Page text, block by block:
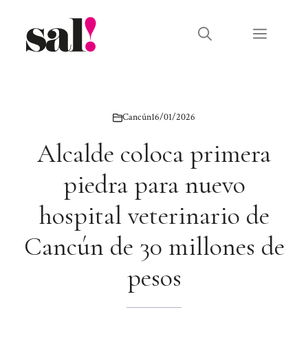
contenido
Menú
Cancún16/01/2026
Alcalde coloca primera
piedra para nuevo
hospital veterinario de
Cancún de 30 millones de
pesos